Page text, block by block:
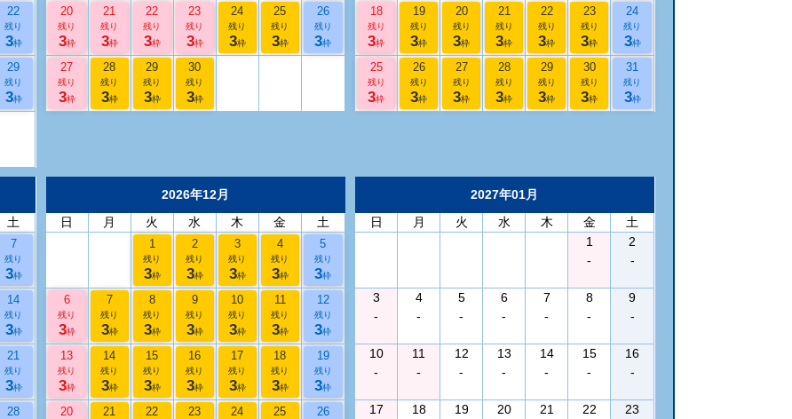
22
残り
3枠
29
残り
3枠
20
残り
3枠
21
残り
3枠
22
残り
3枠
23
残り
3枠
24
残り
3枠
25
残り
3枠
26
残り
3枠
27
残り
3枠
28
残り
3枠
29
残り
3枠
30
残り
3枠
18
残り
3枠
19
残り
3枠
20
残り
3枠
21
残り
3枠
22
残り
3枠
23
残り
3枠
24
残り
3枠
25
残り
3枠
26
残り
3枠
27
残り
3枠
28
残り
3枠
29
残り
3枠
30
残り
3枠
31
残り
3枠
土
7
残り
3枠
14
残り
3枠
21
残り
3枠
28
2026年12月
日
月 火 水 木 金 土
1
残り
3枠
2
残り
3枠
3
残り
3枠
4
残り
3枠
5
残り
3枠
6
残り
3枠
7
残り
3枠
8
残り
3枠
9
残り
3枠
10
残り
3枠
11
残り
3枠
12
残り
3枠
13
残り
3枠
14
残り
3枠
15
残り
3枠
16
残り
3枠
17
残り
3枠
18
残り
3枠
19
残り
3枠
20 21 22 23 24 25 26
2027年01月
日
月 火 水 木 金
土
1
-
2
-
3
-
4
-
5
-
6
-
7
-
8
-
9
-
10
-
11
-
12
-
13
-
14
-
15
-
16
-
17
18
19
20
21
22
23